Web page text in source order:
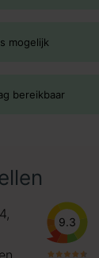
mogelijk
bereikbaar
9.3